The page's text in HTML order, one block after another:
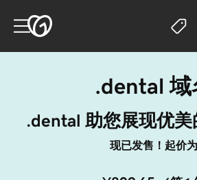
.dental 域
.dental 助您展现优美
现已发售！起价为